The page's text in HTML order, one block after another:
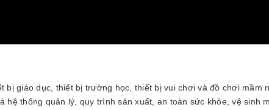
bị giáo dục, thiết bị trường học, thiết bị vui chơi và đồ chơi mầm
hệ thống quản lý, quy trình sản xuất, an toàn sức khỏe, vệ sinh